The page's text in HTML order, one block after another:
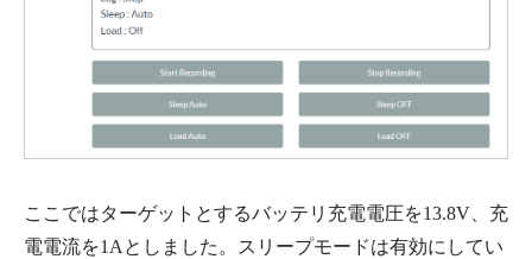
ここではターゲットとするバッテリ充電電圧を13.8V、充
電電流を1Aとしました。スリープモードは有効にしてい